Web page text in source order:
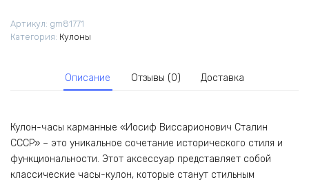
Артикул: gm81771
Категория: Кулоны
Описание Отзывы (0) Доставка
Кулон-часы карманные «Иосиф Виссарионович Сталин
СССР» – это уникальное сочетание исторического стиля и
функциональности. Этот аксессуар представляет собой
классические часы-кулон, которые станут стильным